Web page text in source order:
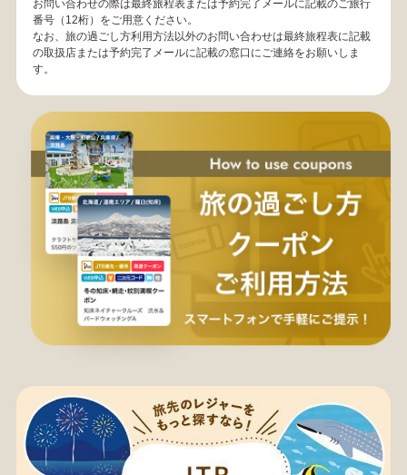
お問い合わせの際は最終旅程表または予約完了メールに記載のご旅行
番号（12桁）をご用意ください。
なお、旅の過ごし方利用方法以外のお問い合わせは最終旅程表に記載
の取扱店または予約完了メールに記載の窓口にご連絡をお願いしま
す。